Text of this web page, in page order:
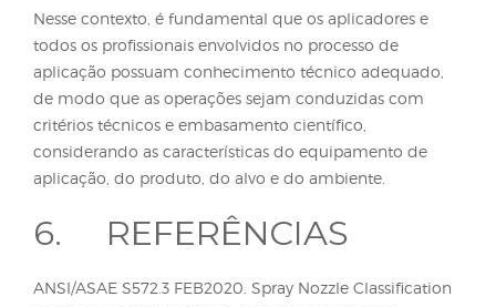
agrícolas, tanto aviões quanto drones, o ajuste do
tamanho das gotas é realizado principalmente
controle da rotação dos bicos. Em aviões, essa
acionada pelo vento relativo sobre as hélices,
regulada a partir do ajuste do passo das hélices.
drones, o acionamento ocorre por motores
permitindo que diferentes rotações sejam
o tamanho desejado das gotas.